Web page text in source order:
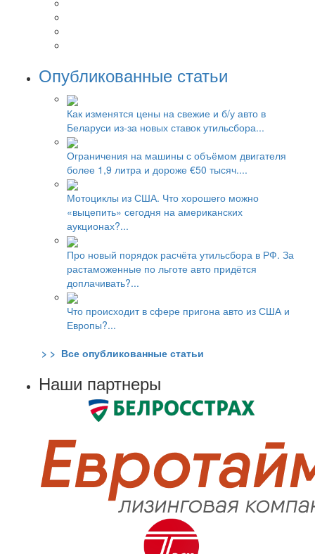
Опубликованные статьи
Как изменятся цены на свежие и б/у авто в
Беларуси из-за новых ставок утильсбора...
Ограничения на машины с объёмом двигателя
более 1,9 литра и дороже €50 тысяч....
Мотоциклы из США. Что хорошего можно
«выцепить» сегодня на американских
аукционах?...
Про новый порядок расчёта утильсбора в РФ. За
растаможенные по льготе авто придётся
доплачивать?...
Что происходит в сфере пригона авто из США и
Европы?...
> > Все опубликованные статьи
Наши партнеры